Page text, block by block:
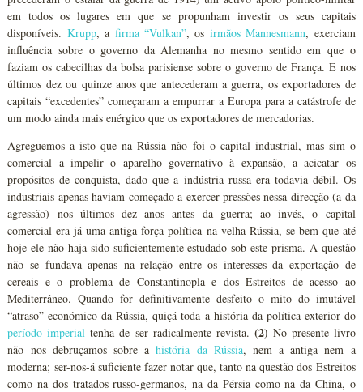
em todos os lugares em que se propunham investir os seus capitais
disponíveis. Krupp, a firma “Vulkan”, os irmãos Mannesmann, exerciam
influência sobre o governo da Alemanha no mesmo sentido em que o
faziam os cabecilhas da bolsa parisiense sobre o governo de França. E nos
últimos dez ou quinze anos que antecederam a guerra, os exportadores de
capitais “excedentes” começaram a empurrar a Europa para a catástrofe de
um modo ainda mais enérgico que os exportadores de mercadorias.
Agreguemos a isto que na Rússia não foi o capital industrial, mas sim o
comercial a impelir o aparelho governativo à expansão, a acicatar os
propósitos de conquista, dado que a indústria russa era todavia débil. Os
industriais apenas haviam começado a exercer pressões nessa direcção (a da
agressão) nos últimos dez anos antes da guerra; ao invés, o capital
comercial era já uma antiga força política na velha Rússia, se bem que até
hoje ele não haja sido suficientemente estudado sob este prisma. A questão
não se fundava apenas na relação entre os interesses da exportação de
cereais e o problema de Constantinopla e dos Estreitos de acesso ao
Mediterrâneo. Quando for definitivamente desfeito o mito do imutável
“atraso” económico da Rússia, quiçá toda a história da política exterior do
período imperial tenha de ser radicalmente revista. (2) No presente livro
não nos debruçamos sobre ahistória da Rússia, nem a antiga nem a
moderna; ser-nos-á suficiente fazer notar que, tanto na questão dos Estreitos
como na dos tratados russo-germanos, na da Pérsia como na da China, o